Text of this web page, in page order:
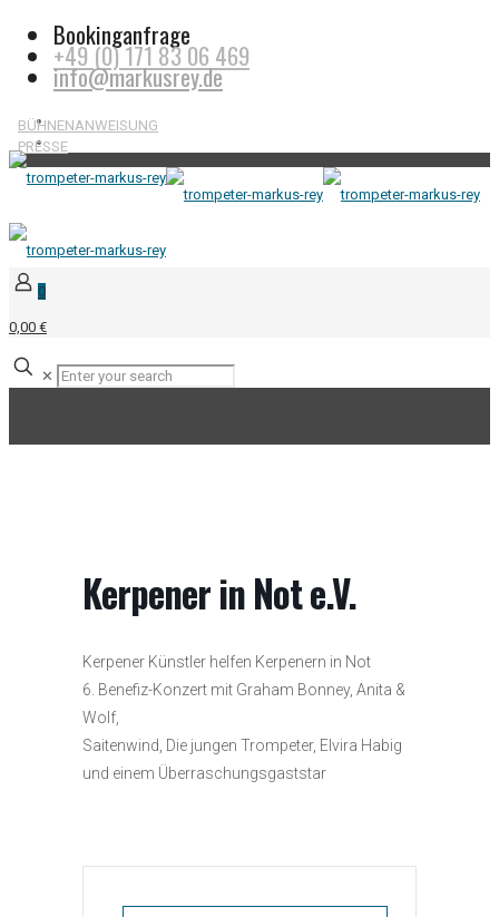
Bookinganfrage
+49 (0) 171 83 06 469
info@markusrey.de
BÜHNENANWEISUNG
PRESSE
0
0,00 €
✕
Kerpener in Not e.V.
Kerpener Künstler helfen Kerpenern in Not
6. Benefiz-Konzert mit Graham Bonney, Anita &
Wolf,
Saitenwind, Die jungen Trompeter, Elvira Habig
und einem Überraschungsgaststar